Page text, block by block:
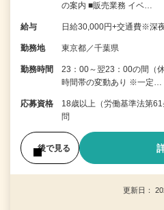
の案内 ■販売業務 イベ…
給与 日給30,000円+交通費※深
勤務地 東京都／千葉県
勤務時間
23：00～翌23：00の間（
時間帯の変動あり ※一定…
応募資格
18歳以上（労働基準法第
問
後で見る
更新日：